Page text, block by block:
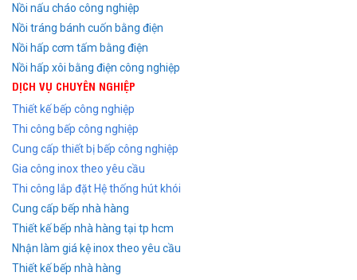
Nồi nấu cháo công nghiệp
Nồi tráng bánh cuốn bằng điện
Nồi hấp cơm tấm bằng điện
Nồi hấp xôi bằng điện công nghiệp
DỊCH VỤ CHUYÊN NGHIỆP
Thiết kế bếp công nghiệp
Thi công bếp công nghiệp
Cung cấp thiết bị bếp công nghiệp
Gia công inox theo yêu cầu
Thi công lắp đặt Hệ thống hút khói
Cung cấp bếp nhà hàng
Thiết kế bếp nhà hàng tại tp hcm
Nhận làm giá kệ inox theo yêu cầu
Thiết kế bếp nhà hàng